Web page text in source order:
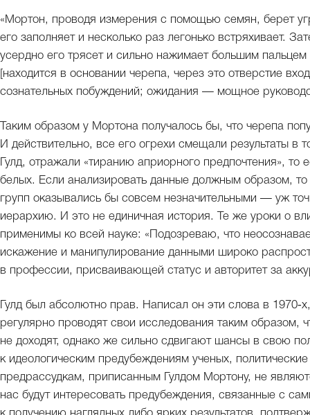
«Мортон, проводя измерения с помощью семян, берет
его заполняет и несколько раз легонько встряхивает.
усердно его трясет и сильно нажимает большим
[находится в основании черепа, через это отверстие
сознательных побуждений; ожидания — мощное
Таким образом у Мортона получалось бы, что черепа
И действительно, все его огрехи смещали результаты
Гулд, отражали «тиранию априорного предпочтения»,
белых. Если анализировать данные должным образом,
групп оказывались бы совсем незначительными — уж
иерархию. И это не единичная история. Те же уроки о
применимы ко всей науке: «Подозреваю, что
искажение и манипулирование данными широко
в профессии, присваивающей статус и авторитет за
Гулд был абсолютно прав. Написал он эти слова в
регулярно проводят свои исследования таким образом,
не доходят, однако же сильно сдвигают шансы в свою
к идеологическим предубеждениям ученых,
предрассудкам, приписанным Гулдом Мортону, не
нас будут интересовать предубеждения, связанные с